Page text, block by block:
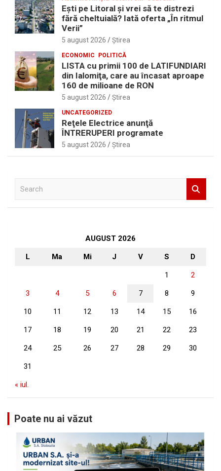
Eşti pe Litoral şi vrei să te distrezi
fără cheltuială? Iată oferta „În ritmul
Verii”
5 august 2026 Ştirea
ECONOMIC POLITICĂ
LISTA cu primii 100 de LATIFUNDIARI
din Ialomiţa, care au încasat aproape
160 de milioane de RON
5 august 2026 Ştirea
UNCATEGORIZED
Reţele Electrice anunţă
ÎNTRERUPERI programate
5 august 2026 Ştirea
AUGUST 2026
L Ma Mi J V S D
1 2
3 4 5 6 7 8 9
10 11 12 13 14 15 16
17 18 19 20 21 22 23
24 25 26 27 28 29 30
31
« iul.
Poate nu ai văzut